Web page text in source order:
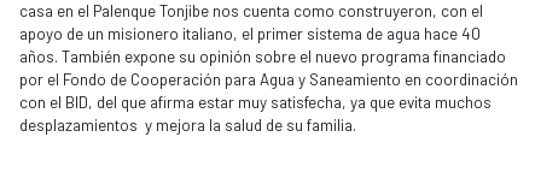
casa en el Palenque Tonjibe nos cuenta como construyeron, con el
apoyo de un misionero italiano, el primer sistema de agua hace 40
años. También expone su opinión sobre el nuevo programa financiado
por el Fondo de Cooperación para Agua y Saneamiento en coordinación
con el BID, del que afirma estar muy satisfecha, ya que evita muchos
desplazamientos y mejora la salud de su familia.